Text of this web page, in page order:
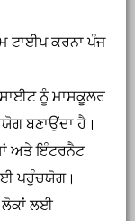
ਟਾਈਪ ਕਰਨਾ ਪੰਜ
ਨੂੰ ਮਾਸਕੂਲਰ
ਬਣਾਉਂਦਾ ਹੈ।
ਅਤੇ ਇੰਟਰਨੈਟ
ਪਹੁੰਚਯੋਗ।
ਲੋਕਾਂ ਲਈ